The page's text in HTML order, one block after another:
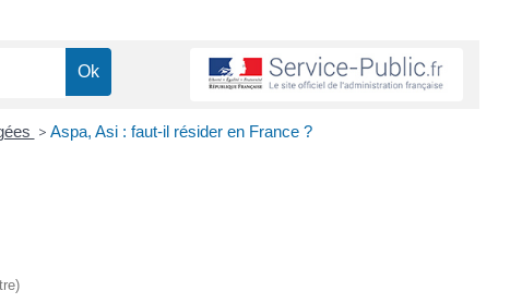
> Aspa, Asi : faut-il résider en France ?